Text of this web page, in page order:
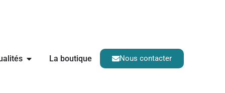
La boutique Nous contacter